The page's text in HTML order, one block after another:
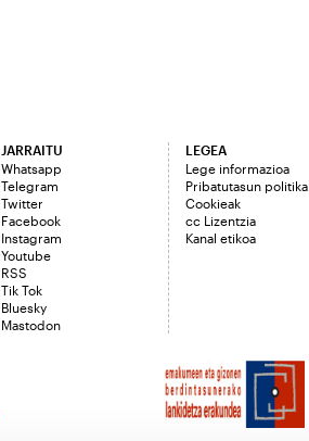
JARRAITU
Whatsapp
Telegram
Twitter
Facebook
Instagram
Youtube
RSS
Tik Tok
Bluesky
Mastodon
LEGEA
Lege informazioa
Pribatutasun politika
Cookieak
cc Lizentzia
Kanal etikoa